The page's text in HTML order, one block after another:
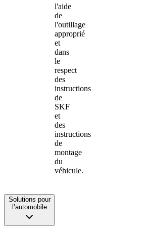
l'aide
de
l'outillage
approprié
et
dans
le
respect
des
instructions
de
SKF
et
des
instructions
de
montage
du
véhicule.
Solutions pour
l’automobile